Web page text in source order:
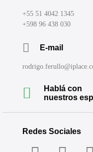
+55 51 4042 1345
+598 96 438 030
E-mail
Hablá con
nuestros
Redes Sociales